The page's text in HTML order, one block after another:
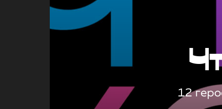
12